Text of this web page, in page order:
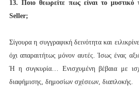
13. Ποιο θεωρείτε πως είναι το μυστικό
Seller;
Σίγουρα η συγγραφική δεινότητα και
όχι απαραιτήτως μόνον αυτές. Ίσως ένας
Ή η συγκυρία… Ενισχυμένη βέβαια με
διαφήμισης, δημοσίων σχέσεων, διαπλοκής.